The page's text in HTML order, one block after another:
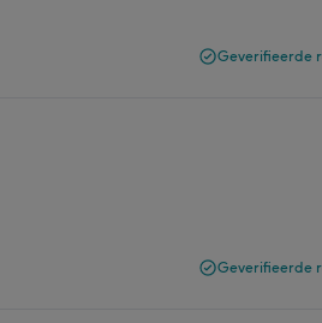
Geverifieerde
Geverifieerde